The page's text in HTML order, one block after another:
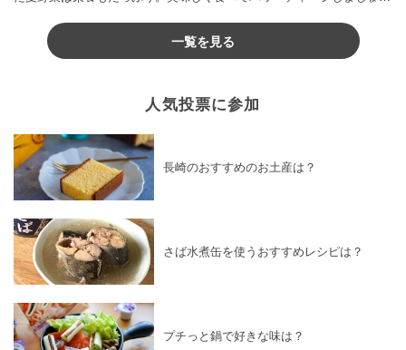
一覧を見る
人気投票に参加
長崎のおすすめのお土産は？
さば水煮缶を使うおすすめレシピは？
プチっと鍋で好きな味は？